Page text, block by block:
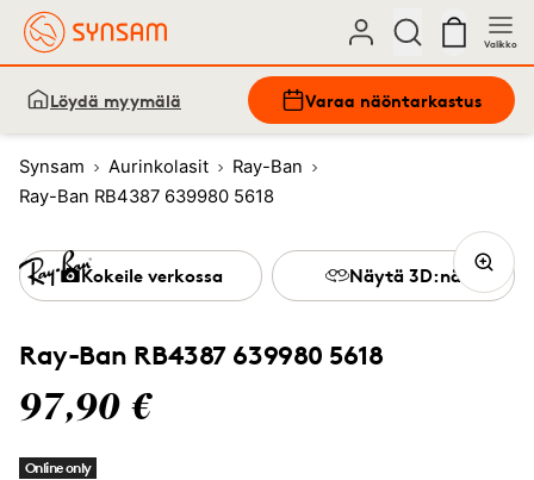
Valikko
Löydä myymälä Varaa näöntarkastus
Synsam Aurinkolasit
Ray-Ban
Ray-Ban RB4387 639980 5618
Ray-Ban RB4387 639980 5618
97,90 €
Online only
Kokeile verkossa Näytä 3D:nä